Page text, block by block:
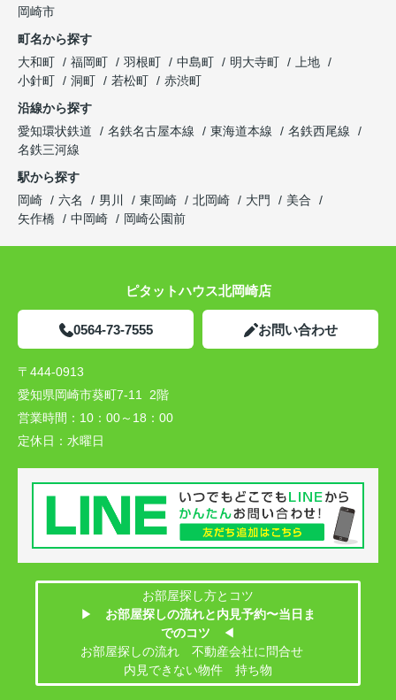
岡崎市
町名から探す
大和町
福岡町 羽根町 中島町 明大寺町
上地
小針町
洞町 若松町
赤渋町
沿線から探す
愛知環状鉄道
名鉄名古屋本線 東海道本線
名鉄西尾線
名鉄三河線
駅から探す
岡崎
六名 男川 東岡崎 北岡崎 大門
美合
矢作橋
中岡崎 岡崎公園前
ピタットハウス北岡崎店
0564-73-7555 お問い合わせ
〒444-0913
愛知県岡崎市葵町7-11 2階
営業時間： 10：00～18：00
定休日： 水曜日
お部屋探し方とコツ
▶
お部屋探しの流れと内見予約〜当日ま
でのコツ
◀
お部屋探しの流れ 不動産会社に問合せ
内見できない物件 持ち物